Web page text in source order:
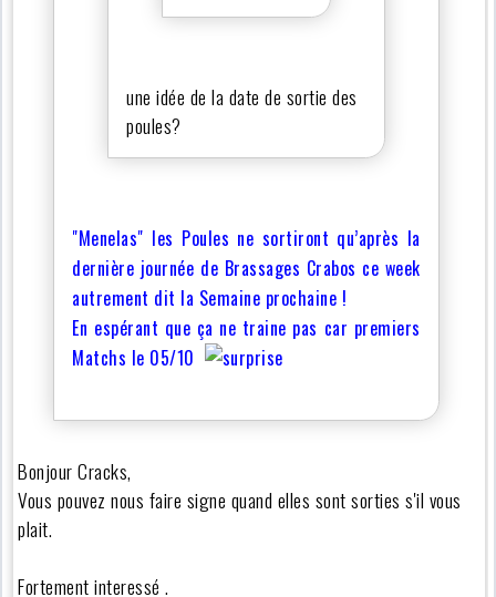
une idée de la date de sortie des
poules?
"Menelas" les Poules ne sortiront qu’après la
dernière journée de Brassages Crabos ce week
autrement dit la Semaine prochaine !
En espérant que ça ne traine pas car premiers
Matchs le 05/10
Bonjour Cracks,
Vous pouvez nous faire signe quand elles sont sorties s'il vous
plait.
Fortement interessé .